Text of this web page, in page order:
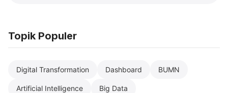
Topik Populer
Digital Transformation Dashboard BUMN
Artificial Intelligence Big Data